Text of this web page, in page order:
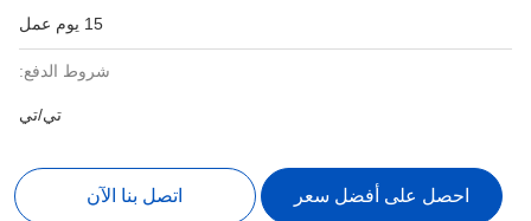
15 يوم عمل
شروط الدفع:
تي/تي
احصل على أفضل سعر اتصل بنا الآن